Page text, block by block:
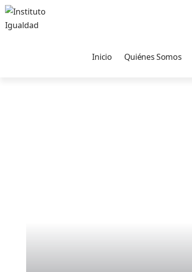
Inicio Quiénes Somos